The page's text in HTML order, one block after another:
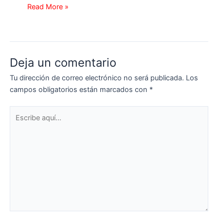
Read More »
Deja un comentario
Tu dirección de correo electrónico no será publicada. Los
campos obligatorios están marcados con *
aquí...